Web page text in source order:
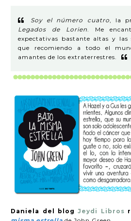
Soy el número cuatro, la
Legados de Lorien. Me
expectativas bastante altas y las
que recomiendo a todo el
amantes de los extraterrestres.
Daniela del blogJeydi Libros